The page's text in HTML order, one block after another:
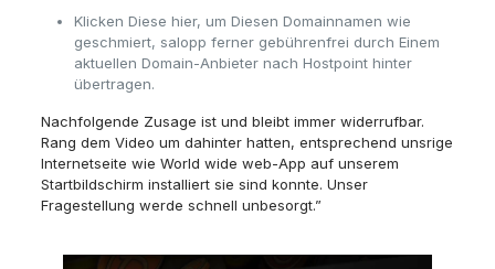
Klicken Diese hier, um Diesen Domainnamen wie
geschmiert, salopp ferner gebührenfrei durch Einem
aktuellen Domain-Anbieter nach Hostpoint hinter
übertragen.
Nachfolgende Zusage ist und bleibt immer widerrufbar.
Rang dem Video um dahinter hatten, entsprechend unsrige
Internetseite wie World wide web-App auf unserem
Startbildschirm installiert sie sind konnte. Unser
Fragestellung werde schnell unbesorgt.”